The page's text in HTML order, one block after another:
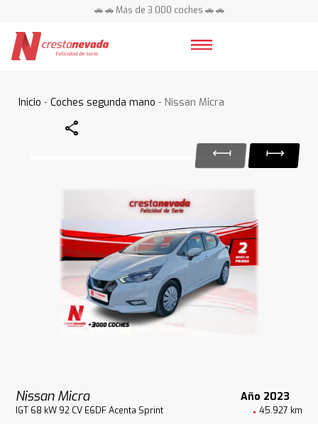
🚗 🚗 Más de 3.000 coches 🚗 🚗
Inicio -Coches segunda mano - Nissan Micra
Share
Nissan Micra Año 2023
IGT 68 kW 92 CV E6DF Acenta Sprint 45.927 km